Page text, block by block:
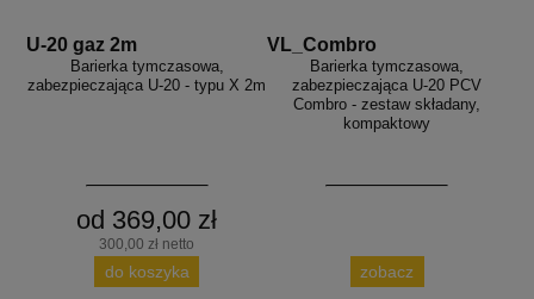
U-20 gaz 2m
Barierka tymczasowa,
zabezpieczająca U-20 - typu X 2m
od 369,00 zł
300,00 zł netto
do koszyka
VL_Combro
Barierka tymczasowa,
zabezpieczająca U-20 PCV
Combro - zestaw składany,
kompaktowy
zobacz